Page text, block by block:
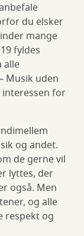
du elsker
mange
fyldes
alle
Musik uden
for
og andet.
de gerne vil
lyttes, der
også. Men
og alle
respekt og